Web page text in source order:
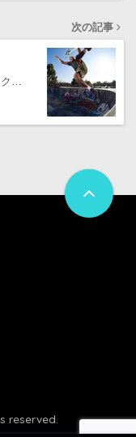
次の記事
ク…
reserved.